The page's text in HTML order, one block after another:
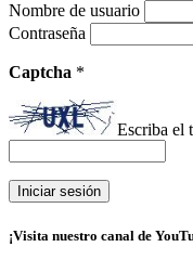
Nombre de usuario
Contraseña
Captcha *
Escriba el
¡Visita nuestro canal de